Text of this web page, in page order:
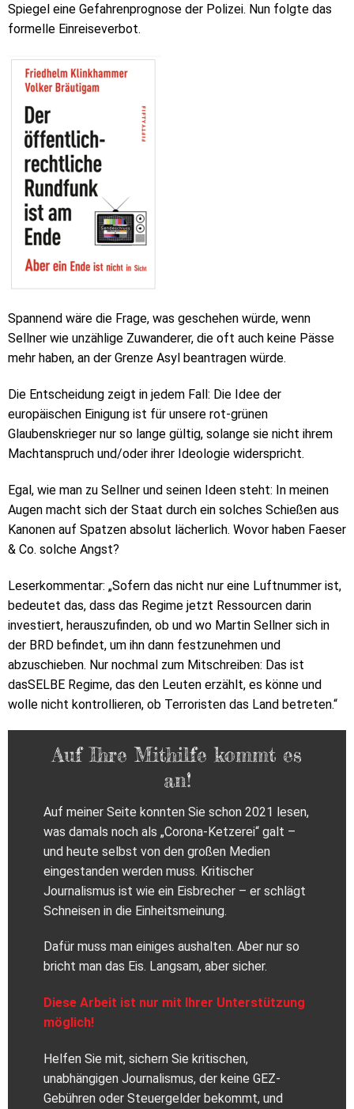
Spiegel eine Gefahrenprognose der Polizei. Nun folgte das
formelle Einreiseverbot.
Spannend wäre die Frage, was geschehen würde, wenn
Sellner wie unzählige Zuwanderer, die oft auch keine Pässe
mehr haben, an der Grenze Asyl beantragen würde.
Die Entscheidung zeigt in jedem Fall: Die Idee der
europäischen Einigung ist für unsere rot-grünen
Glaubenskrieger nur so lange gültig, solange sie nicht ihrem
Machtanspruch und/oder ihrer Ideologie widerspricht.
Egal, wie man zu Sellner und seinen Ideen steht: In meinen
Augen macht sich der Staat durch ein solches Schießen aus
Kanonen auf Spatzen absolut lächerlich. Wovor haben Faeser
& Co. solche Angst?
Leserkommentar: „Sofern das nicht nur eine Luftnummer ist,
bedeutet das, dass das Regime jetzt Ressourcen darin
investiert, herauszufinden, ob und wo Martin Sellner sich in
der BRD befindet, um ihn dann festzunehmen und
abzuschieben. Nur nochmal zum Mitschreiben: Das ist
dasSELBE Regime, das den Leuten erzählt, es könne und
wolle nicht kontrollieren, ob Terroristen das Land betreten.“
Auf Ihre Mithilfe kommt es
an!
Auf meiner Seite konnten Sie schon 2021 lesen,
was damals noch als „Corona-Ketzerei“ galt –
und heute selbst von den großen Medien
eingestanden werden muss. Kritischer
Journalismus ist wie ein Eisbrecher – er schlägt
Schneisen in die Einheitsmeinung.
Dafür muss man einiges aushalten. Aber nur so
bricht man das Eis. Langsam, aber sicher.
Diese Arbeit ist nur mit Ihrer Unterstützung
möglich!
Helfen Sie mit, sichern Sie kritischen,
unabhängigen Journalismus, der keine GEZ-
Gebühren oder Steuergelder bekommt, und